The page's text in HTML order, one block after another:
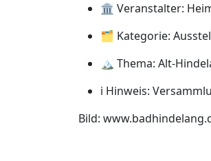
🏛️ Veranstalter:
🗂️ Kategorie:
🏔️ Thema: Alt-
ℹ️ Hinweis:
Bild: